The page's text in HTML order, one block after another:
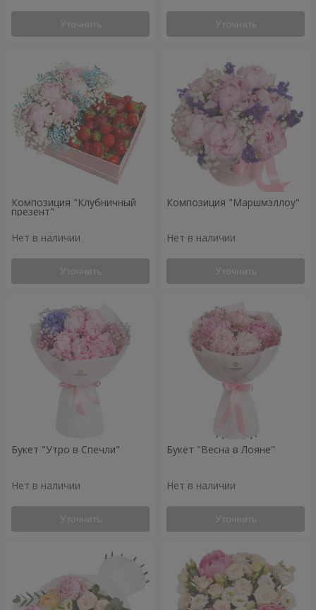
Уточнить Уточнить
Композиция "Клубничный
презент"
Нет в наличии
Уточнить
Композиция "Маршмэллоу"
Нет в наличии
Уточнить
Букет "Утро в Спечли"
Нет в наличии
Уточнить
Букет "Весна в Лояне"
Нет в наличии
Уточнить